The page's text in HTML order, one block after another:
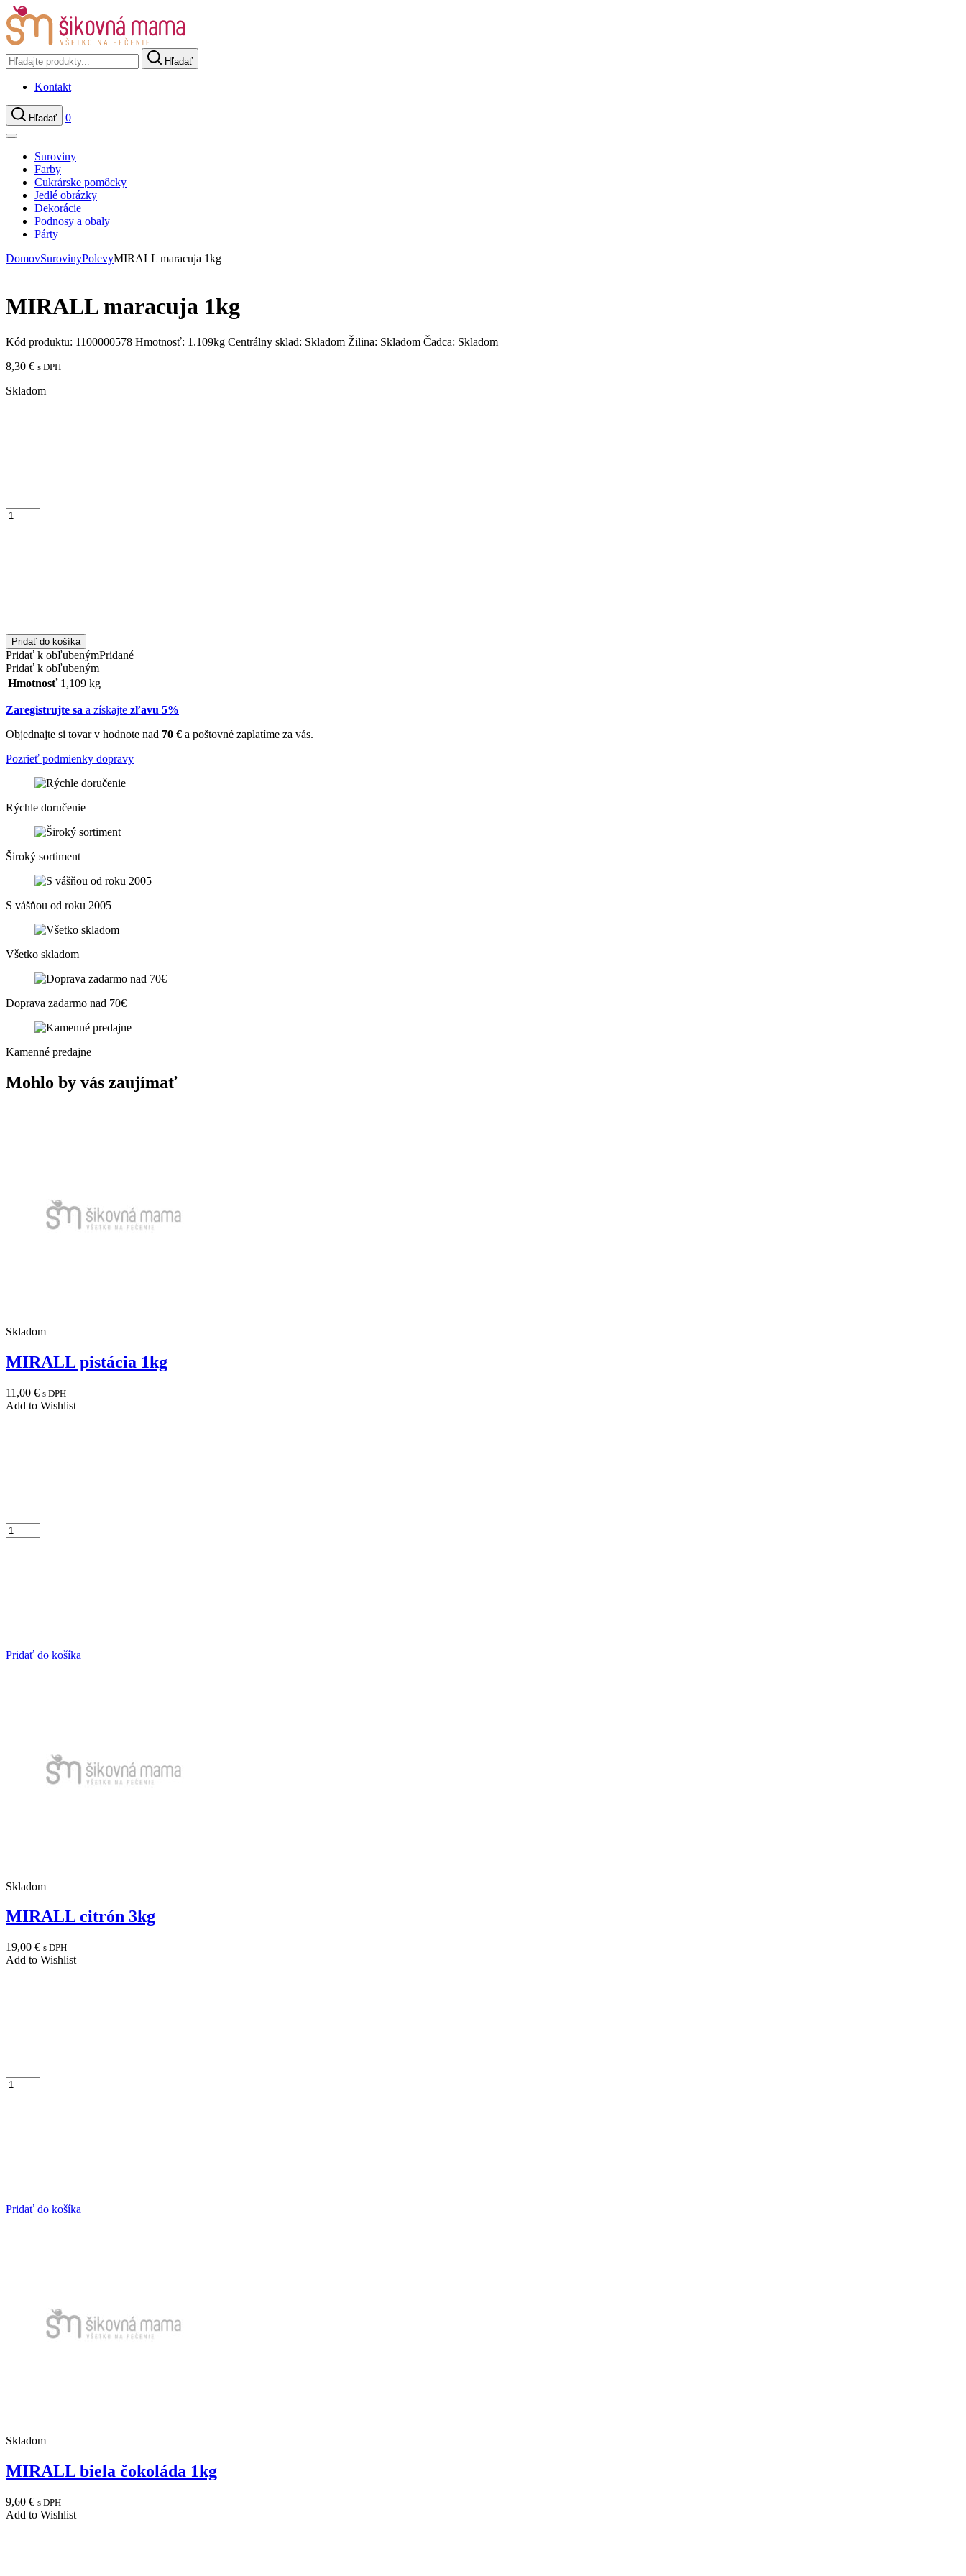
Hľadať
Kontakt
Hľadať 0
Suroviny
Farby
Cukrárske pomôcky
Jedlé obrázky
Dekorácie
Podnosy a obaly
Párty
DomovSurovinyPolevyMIRALL maracuja 1kg
MIRALL maracuja 1kg
Kód produktu: 1100000578 Hmotnosť: 1.109kg Centrálny sklad: Skladom Žilina: Skladom Čadca: Skladom
8,30 € s DPH
Skladom
Pridať do košíka
Pridať k obľubenýmPridané
Pridať k obľubeným
Hmotnosť 1,109 kg
Zaregistrujte sa a získajte zľavu 5%
Objednajte si tovar v hodnote nad 70 € a poštovné zaplatíme za vás.
Pozrieť podmienky dopravy
Rýchle doručenie
Široký sortiment
S vášňou od roku 2005
Všetko skladom
Doprava zadarmo nad 70€
Kamenné predajne
Mohlo by vás zaujímať
Skladom
MIRALL pistácia 1kg
11,00 € s DPH
Add to Wishlist
Pridať do košíka
Skladom
MIRALL citrón 3kg
19,00 € s DPH
Add to Wishlist
Pridať do košíka
Skladom
MIRALL biela čokoláda 1kg
9,60 € s DPH
Add to Wishlist